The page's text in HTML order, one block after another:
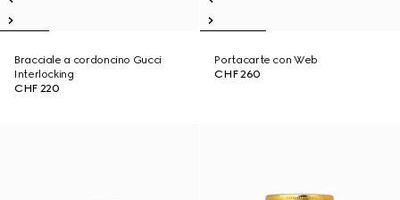
Bracciale a cordoncino Gucci
Interlocking
CHF 220
Portacarte con Web
CHF 260